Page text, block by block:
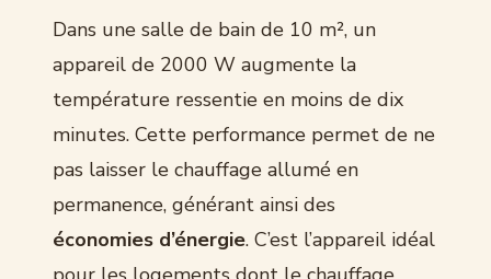
Dans une salle de bain de 10 m², un
appareil de 2000 W augmente la
température ressentie en moins de dix
minutes. Cette performance permet de ne
pas laisser le chauffage allumé en
permanence, générant ainsi des
économies d’énergie. C’est l’appareil idéal